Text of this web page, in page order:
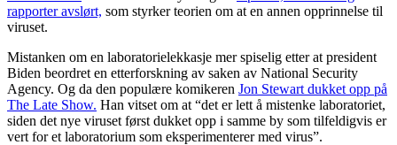
rapporter avslørt, som styrker teorien om at en annen opprinnelse til
viruset.
Mistanken om en laboratorielekkasje mer spiselig etter at president
Biden beordret en etterforskning av saken av National Security
Agency. Og da den populære komikeren Jon Stewart dukket opp på
The Late Show. Han vitset om at “det er lett å mistenke laboratoriet,
siden det nye viruset først dukket opp i samme by som tilfeldigvis er
vert for et laboratorium som eksperimenterer med virus”.